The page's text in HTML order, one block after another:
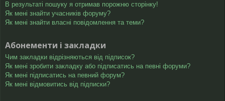
В результаті пошуку я отримав порожню сторінку!
Як мені знайти учасників форуму?
Як мені знайти власні повідомлення та теми?
Абонементи і закладки
Чим закладки відрізняються від підписок?
Як мені зробити закладку або підписатись на певні форуми?
Як мені підписатись на певний форум?
Як мені відмовитись від підписки?